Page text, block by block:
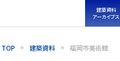
建築資料
アーカイブス
TOP 建築資料 福岡市美術館